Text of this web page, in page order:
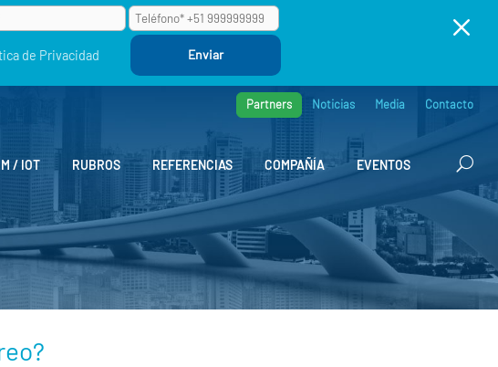
de Privacidad
M
Partners Noticias Media Contacto
/ IOT RUBROS REFERENCIAS COMPAÑÍA EVENTOS